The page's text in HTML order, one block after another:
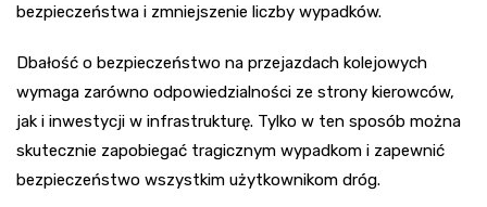
bezpieczeństwa i zmniejszenie liczby wypadków.
Dbałość o bezpieczeństwo na przejazdach kolejowych
wymaga zarówno odpowiedzialności ze strony kierowców,
jak i inwestycji w infrastrukturę. Tylko w ten sposób można
skutecznie zapobiegać tragicznym wypadkom i zapewnić
bezpieczeństwo wszystkim użytkownikom dróg.